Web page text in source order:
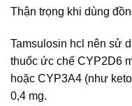
Thận trọng khi dùng
Tamsulosin hcl nên sử
thuốc ức chế CYP2D6
hoặc CYP3A4 (như
0,4 mg.